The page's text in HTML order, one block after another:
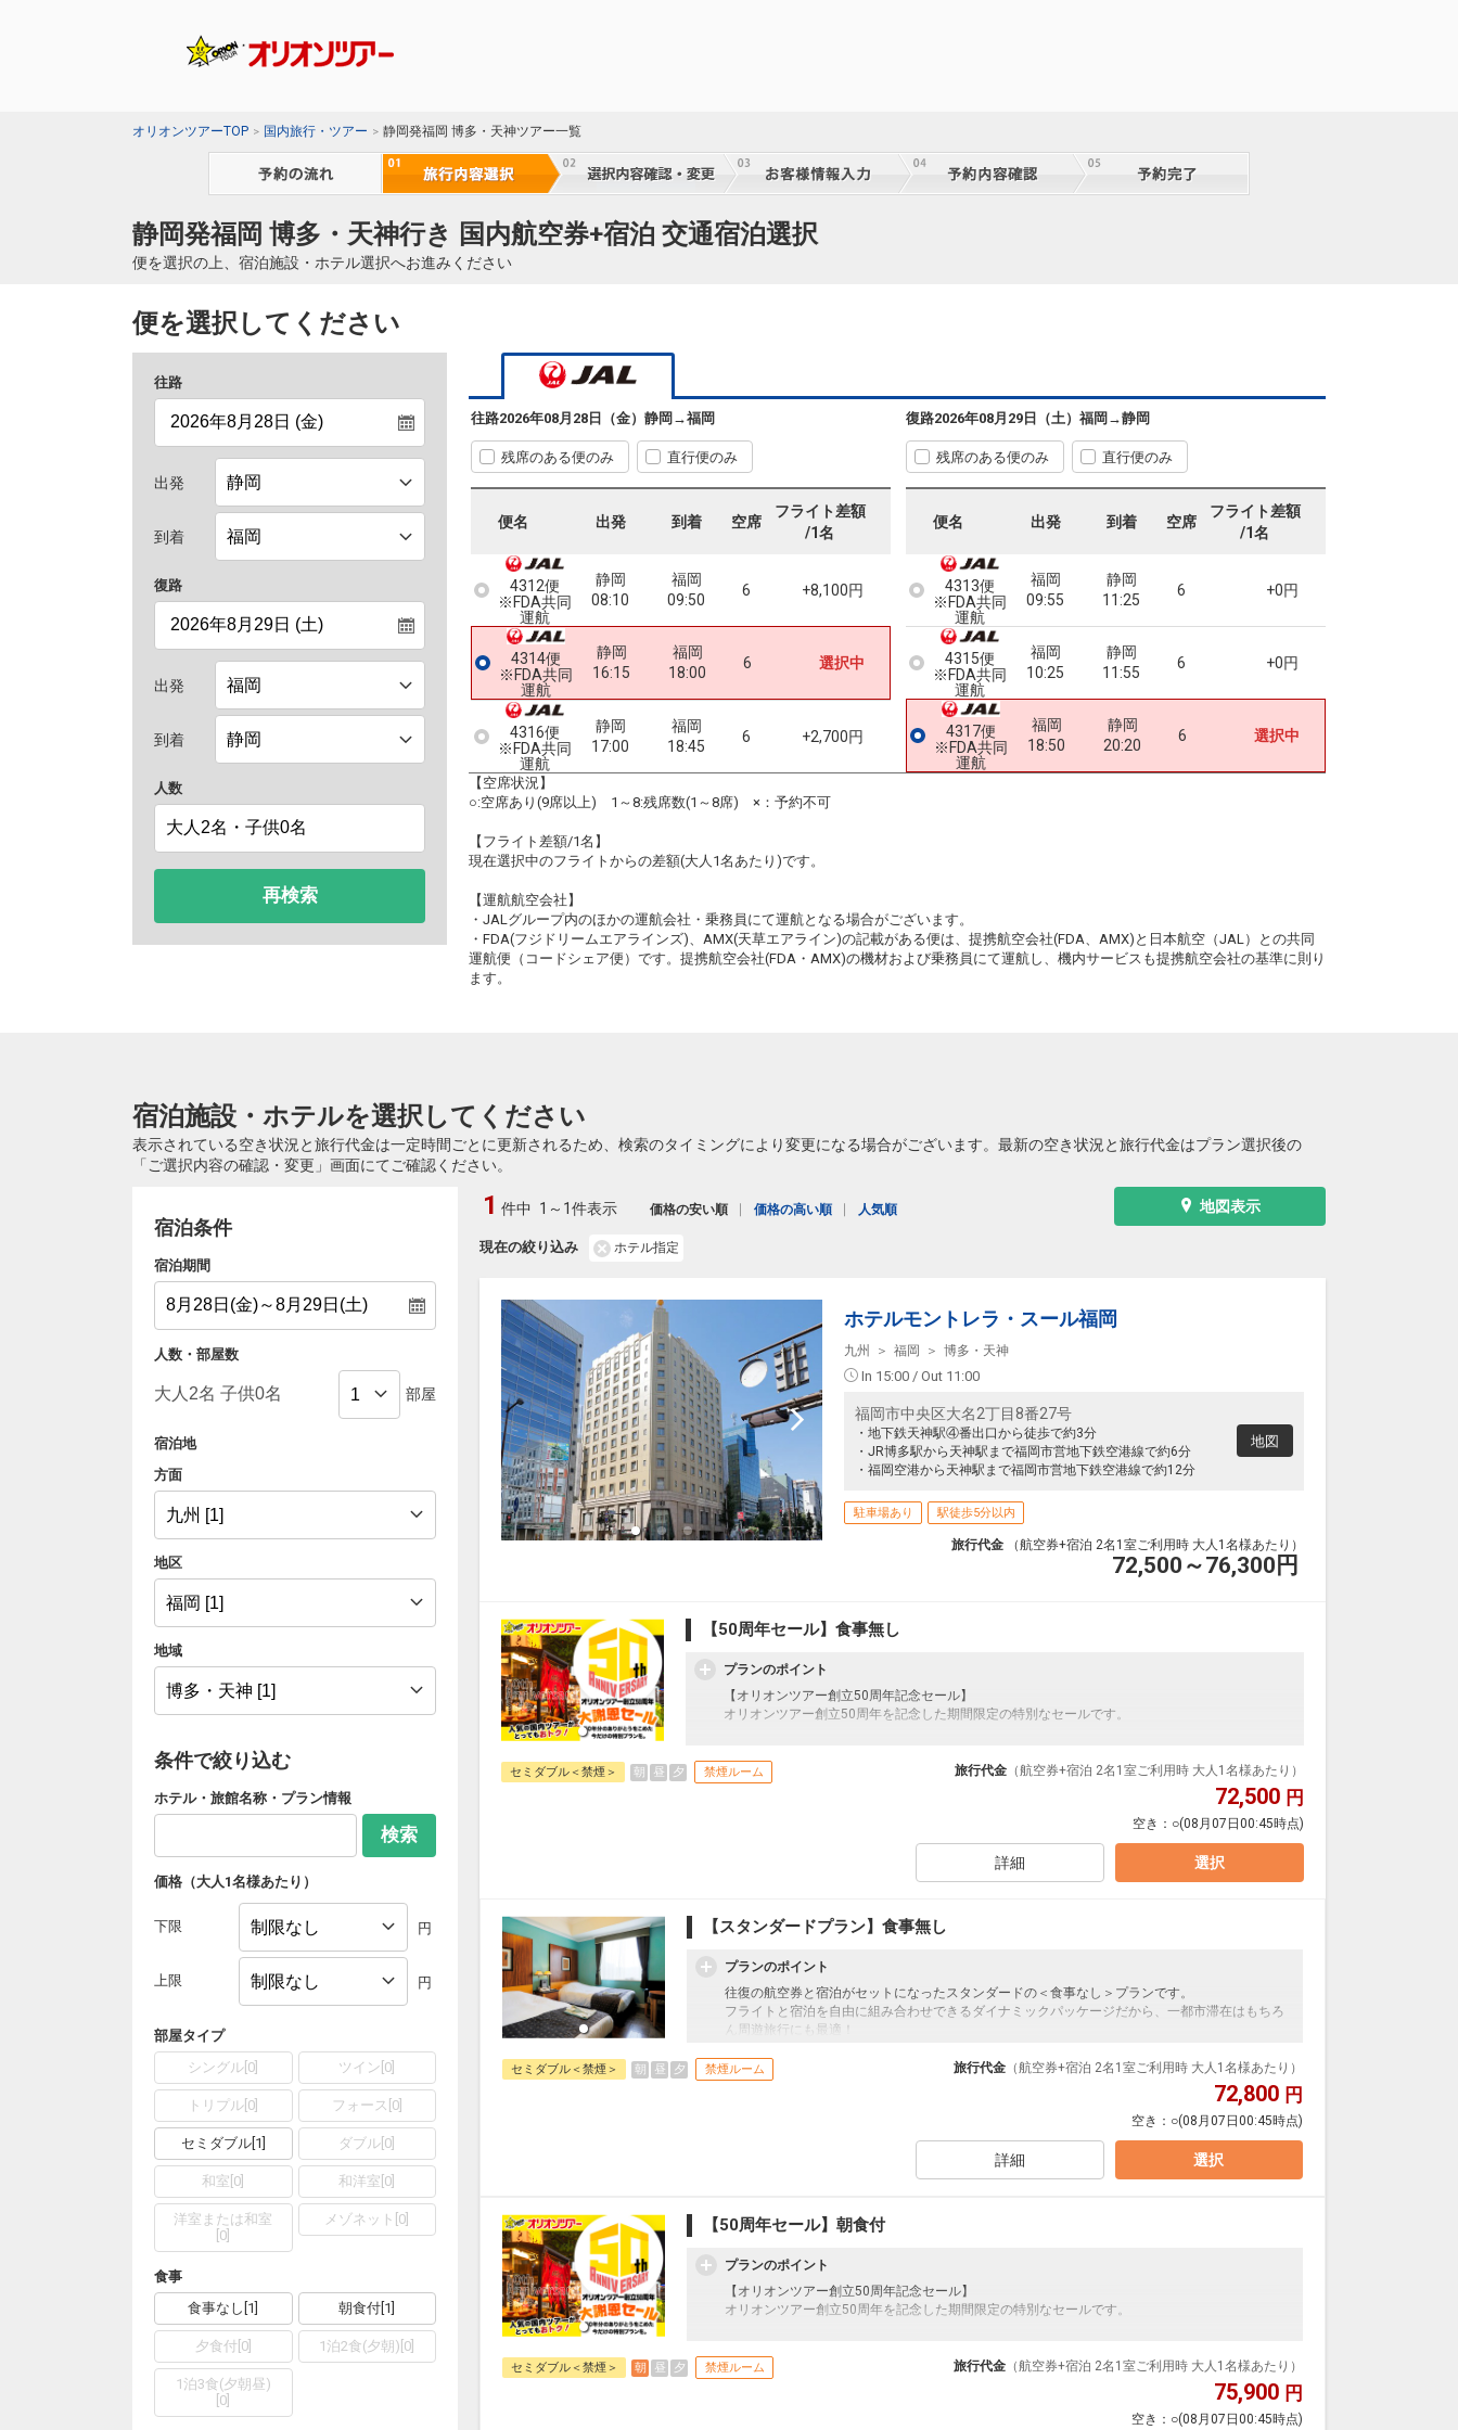
オリオンツアーTOP 国内旅行・ツアー 静岡発福岡 博多・天神ツアー一覧
静岡発福岡 博多・天神行き 国内航空券+宿泊 交通宿泊選択
便を選択の上、宿泊施設・ホテル選択へお進みください
便を選択してください
往路
出発
到着
復路
出発
到着
人数
再検索
往路2026年08月28日（金） 静岡 →福岡
残席のある便のみ 直行便のみ
便名 出発 到着 空席
フライト差額
/1名
4312便
※FDA共同
運航
静岡
08:10
福岡
09:50
6 +8,100円
4314便
※FDA共同
運航
静岡
16:15
福岡
18:00
6 選択中
4316便
※FDA共同
運航
静岡
17:00
福岡
18:45
6 +2,700円
復路2026年08月29日（土） 福岡 →静岡
残席のある便のみ 直行便のみ
便名 出発 到着 空席
フライト差額
/1名
4313便
※FDA共同
運航
福岡
09:55
静岡
11:25
6 +0円
4315便
※FDA共同
運航
福岡
10:25
静岡
11:55
6 +0円
4317便
※FDA共同
運航
福岡
18:50
静岡
20:20
6 選択中
【空席状況】
○:空席あり(9席以上) 1～8:残席数(1～8席) ×：予約不可
【フライト差額/1名】
現在選択中のフライトからの差額(大人1名あたり)です。
【運航航空会社】
・JALグループ内のほかの運航会社・乗務員にて運航となる場合がございます。
・FDA(フジドリームエアラインズ)、AMX(天草エアライン)の記載がある便は、提携航空会社(FDA、AMX)と日本航空（JAL）との共同
運航便（コードシェア便）です。提携航空会社(FDA・AMX)の機材および乗務員にて運航し、機内サービスも提携航空会社の基準に則り
ます。
宿泊施設・ホテルを選択してください
表示されている空き状況と旅行代金は一定時間ごとに更新されるため、検索のタイミングにより変更になる場合がございます。最新の空き状況と旅行代金はプラン選択後の
「ご選択内容の確認・変更」画面にてご確認ください。
宿泊条件
宿泊期間
人数・部屋数
部屋
宿泊地
方面
地区
地域
条件で絞り込む
ホテル・旅館名称・プラン情報
検索
価格（大人1名様あたり）
下限 円
上限 円
部屋タイプ
シングル 0 ツイン 0
トリプル 0 フォース 0]
セミダブル[ 1 ダブル 0
和室 0 和洋室 0
洋室または和室
0
メゾネット 0
食事
食事なし 1 朝食付 1
夕食付 0] 1泊2食(夕朝) 0
1泊3食(夕朝昼)
0
地図表示
現在の絞り込み ホテル指定
1 件中 1～1件表示 価格の安い順 価格の高い順 人気順
ホテルモントレラ・スール福岡
九州 福岡 博多・天神
In 15:00 / Out 11:00
福岡市中央区大名2丁目8番27号
・地下鉄天神駅④番出口から徒歩で約3分
・JR博多駅から天神駅まで福岡市営地下鉄空港線で約6分
・福岡空港から天神駅まで福岡市営地下鉄空港線で約12分
地図
駐車場あり 駅徒歩5分以内
旅行代金 （航空券+宿泊 2名1室ご利用時 大人1名様あたり）
72,500～76,300 円
【50周年セール】食事無し
プランのポイント
【オリオンツアー創立50周年記念セール】
オリオンツアー創立50周年を記念した期間限定の特別なセールです。
フライトと宿泊を自由に組み合わせできるダイナミックパッケージだから、一都市滞在はもちろ
ん周遊旅行にも最適！
セミダブル＜禁煙＞ 朝 昼 夕 禁煙ルーム 旅行代金 （航空券+宿泊 2名1室ご利用時 大人1名様あたり）
72,500 円
空き： ○(08月07日00:45時点)
詳細 選択
【スタンダードプラン】食事無し
プランのポイント
往復の航空券と宿泊がセットになったスタンダードの＜食事なし＞プランです。
フライトと宿泊を自由に組み合わせできるダイナミックパッケージだから、一都市滞在はもちろ
ん周遊旅行にも最適！
JALマイレージ会員の方にはフライトマイルが50%貯まります。
セミダブル＜禁煙＞ 朝 昼 夕 禁煙ルーム 旅行代金 （航空券+宿泊 2名1室ご利用時 大人1名様あたり）
72,800 円
空き： ○(08月07日00:45時点)
詳細 選択
【50周年セール】朝食付
プランのポイント
【オリオンツアー創立50周年記念セール】
オリオンツアー創立50周年を記念した期間限定の特別なセールです。
フライトと宿泊を自由に組み合わせできるダイナミックパッケージだから、一都市滞在はもちろ
ん周遊旅行にも最適！
セミダブル＜禁煙＞ 朝 昼 夕 禁煙ルーム 旅行代金 （航空券+宿泊 2名1室ご利用時 大人1名様あたり）
75,900 円
空き： ○(08月07日00:45時点)